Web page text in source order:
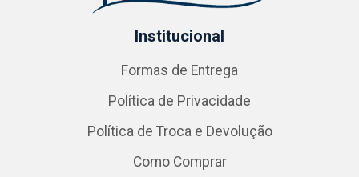
Institucional
Formas de Entrega
Política de Privacidade
Política de Troca e Devolução
Como Comprar